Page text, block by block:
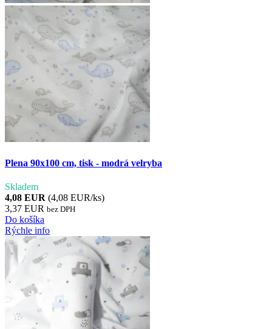
Plena 90x100 cm, tisk - modrá velryba
Skladem
4,08 EUR (4,08 EUR/ks)
3,37 EUR bez DPH
Do košíka
Rýchle info